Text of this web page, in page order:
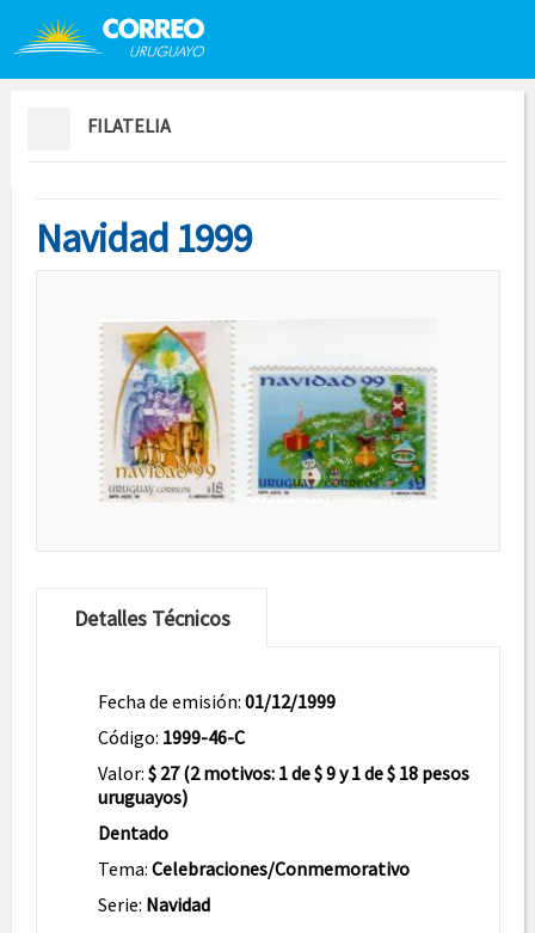
Saltar al contenido
FILATELIA
Navidad 1999
Detalles Técnicos
Fecha de emisión: 01/12/1999
Código: 1999-46-C
Valor: $ 27 (2 motivos: 1 de $ 9 y 1 de $ 18 pesos
uruguayos)
Dentado
Tema: Celebraciones/Conmemorativo
Serie: Navidad